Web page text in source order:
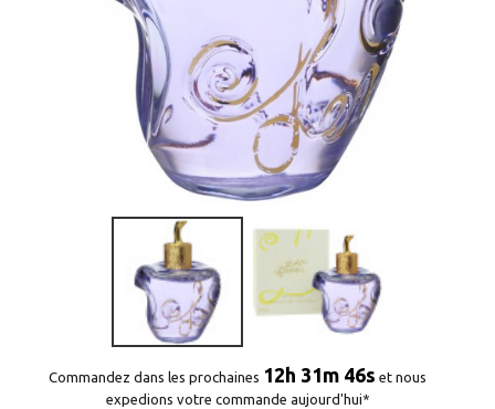
Commandez dans les prochaines 12h 31m 45s et nous
expedions votre commande aujourd'hui*